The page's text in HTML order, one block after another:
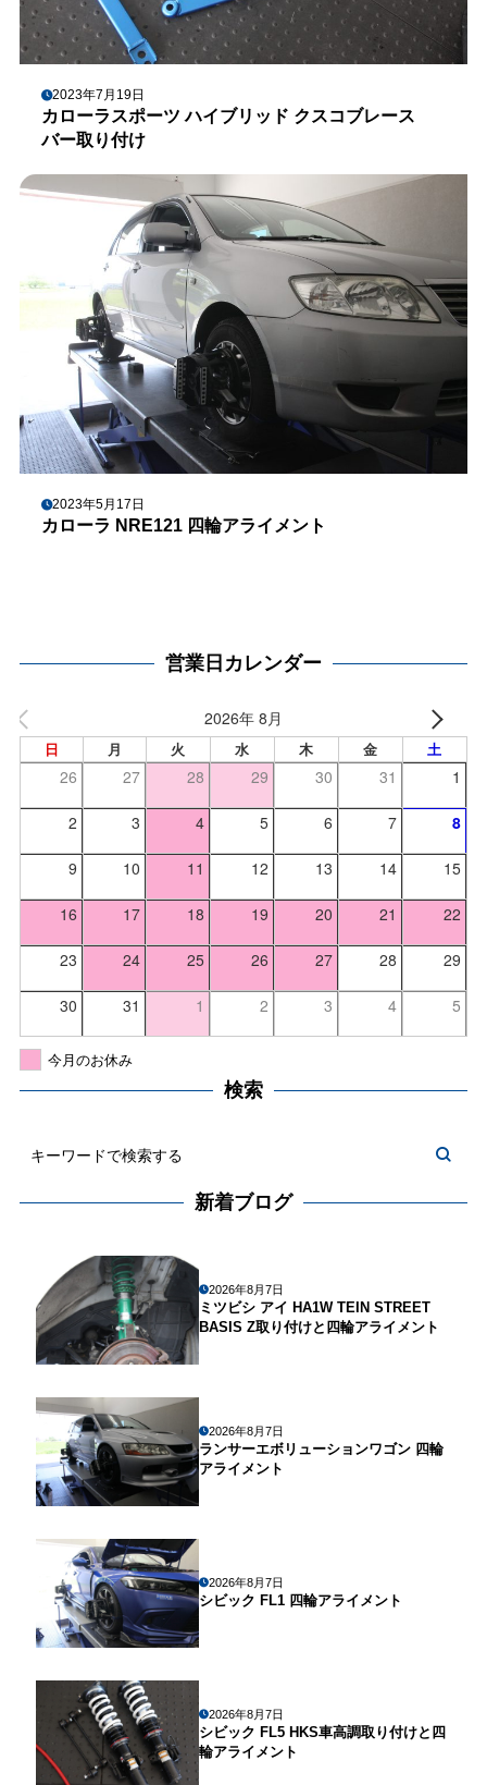
2023年7月19日
カローラスポーツ ハイブリッド クスコブレース
バー取り付け
2023年5月17日
カローラ NRE121 四輪アライメント
営業日カレンダー
2026年 8月
日 月 火 水 木 金 土
26 27 28 29 30 31 1
2 3 4 5 6 7 8
9 10 11 12 13 14 15
16 17 18 19 20 21 22
23 24 25 26 27 28 29
30 31 1 2 3 4 5
今月のお休み
検索
新着ブログ
2026年8月7日
ミツビシ アイ HA1W TEIN STREET
BASIS Z取り付けと四輪アライメント
2026年8月7日
ランサーエボリューションワゴン 四輪
アライメント
2026年8月7日
シビック FL1 四輪アライメント
2026年8月7日
シビック FL5 HKS車高調取り付けと四
輪アライメント